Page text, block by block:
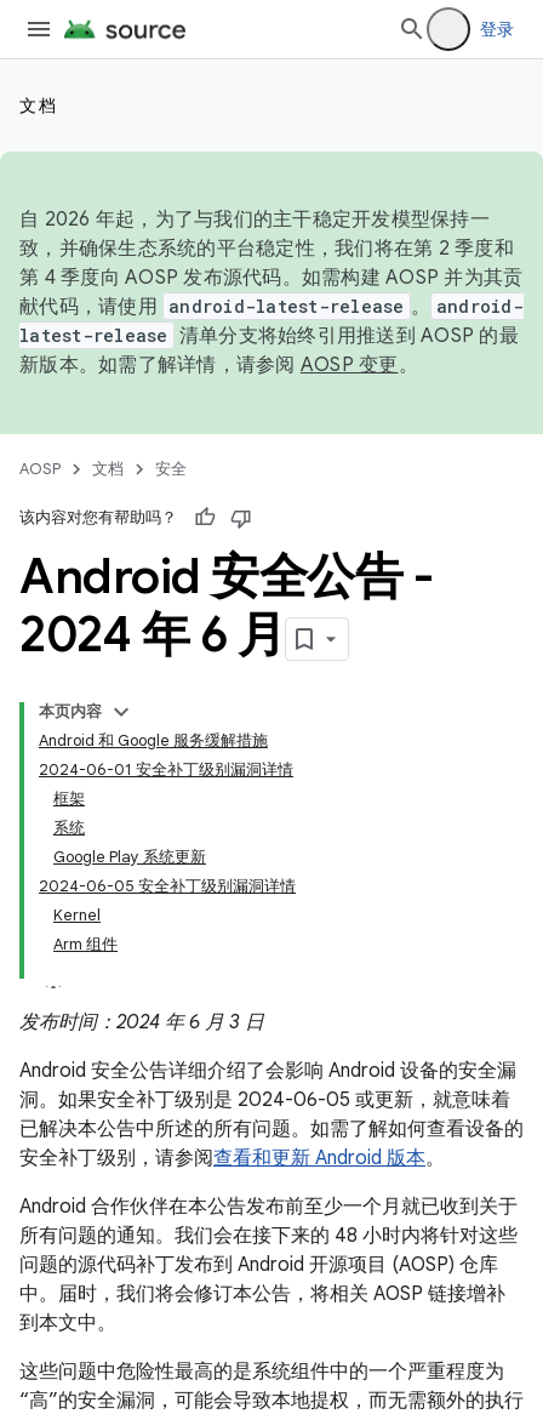
登录
文档
自 2026 年起，为了与我们的主干稳定开发模型保持一
致，并确保生态系统的平台稳定性，我们将在第 2 季度和
第 4 季度向 AOSP 发布源代码。如需构建 AOSP 并为其贡
献代码，请使用 android-latest-release 。
android-
latest-release 清单分支将始终引用推送到 AOSP 的最
新版本。如需了解详情，请参阅 AOSP 变更。
AOSP 文档 安全
该内容对您有帮助吗？
Android 安全公告 -
2024 年 6 月
本页内容
Android 和 Google 服务缓解措施
2024-06-01 安全补丁级别漏洞详情
框架
系统
Google Play 系统更新
2024-06-05 安全补丁级别漏洞详情
Kernel
Arm 组件
发布时间：2024 年 6 月 3 日
Android 安全公告详细介绍了会影响 Android 设备的安全漏
洞。如果安全补丁级别是 2024-06-05 或更新，就意味着
已解决本公告中所述的所有问题。如需了解如何查看设备的
安全补丁级别，请参阅查看和更新 Android 版本。
Android 合作伙伴在本公告发布前至少一个月就已收到关于
所有问题的通知。我们会在接下来的 48 小时内将针对这些
问题的源代码补丁发布到 Android 开源项目 (AOSP) 仓库
中。届时，我们将会修订本公告，将相关 AOSP 链接增补
到本文中。
这些问题中危险性最高的是系统组件中的一个严重程度为
“高”的安全漏洞，可能会导致本地提权，而无需额外的执行